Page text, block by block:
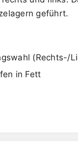
geführt.
(Rechts-/
in Fett